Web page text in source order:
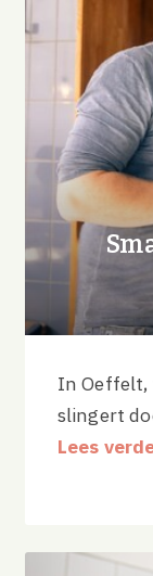
In Oeffelt,
slingert
Lees